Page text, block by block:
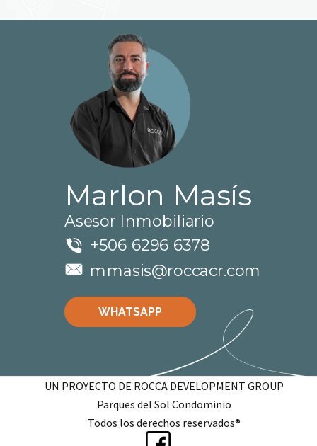
UN PROYECTO DE ROCCA DEVELOPMENT GROUP
Parques del Sol Condominio
Todos los derechos reservados®
Marlon Masís
Asesor Inmobiliario
+506 6296 6378
mmasis@roccacr.com
WHATSAPP